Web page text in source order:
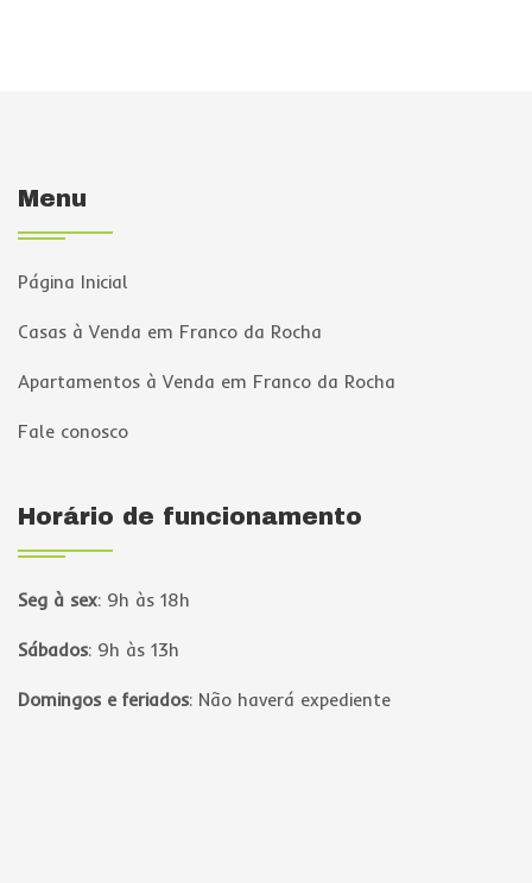
Menu
Página Inicial
Casas à Venda em Franco da Rocha
Apartamentos à Venda em Franco da Rocha
Fale conosco
Horário de funcionamento
Seg à sex: 9h às 18h
Sábados: 9h às 13h
Domingos e feriados: Não haverá expediente